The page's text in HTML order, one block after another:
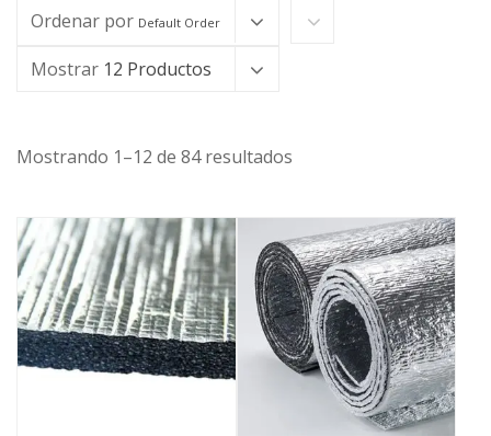
Ordenar por Default Order
Mostrar 12 Productos
Mostrando 1–12 de 84 resultados